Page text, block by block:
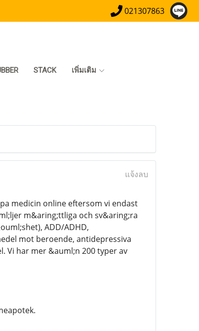
021307863
STACK เพิ่มเติม
แจ้งลบ
medicin online eftersom vi endast
m&aring;ttliga och sv&aring;ra
ADD/ADHD,
mot beroende, antidepressiva
Vi har mer &auml;n 200 typer av